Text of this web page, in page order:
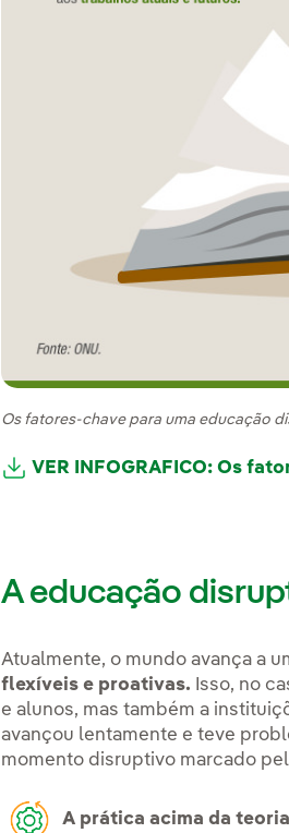
Os fatores-chave para uma educação
Link externo, abra em uma nova
VER INFOGRAFICO: Os
A educação
Atualmente, o mundo avança a
flexíveis e proativas. Isso, no
e alunos, mas também a
avançou lentamente e teve
momento disruptivo marcado
A prática acima da teoria